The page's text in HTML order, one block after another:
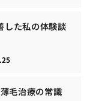
した私の体験談
毛治療の常識